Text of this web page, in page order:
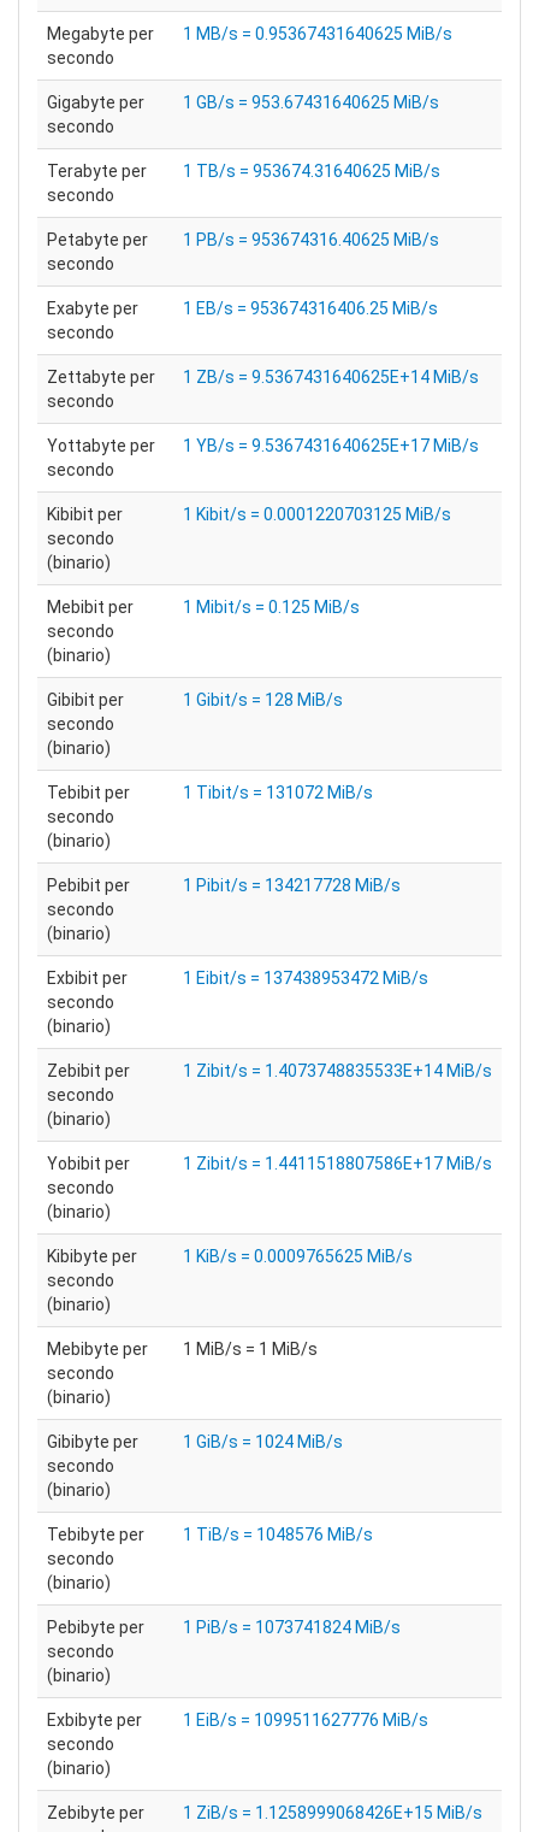
Megabyte per
secondo
1 MB/s = 0.95367431640625 MiB/s
Gigabyte per
secondo
1 GB/s = 953.67431640625 MiB/s
Terabyte per
secondo
1 TB/s = 953674.31640625 MiB/s
Petabyte per
secondo
1 PB/s = 953674316.40625 MiB/s
Exabyte per
secondo
1 EB/s = 953674316406.25 MiB/s
Zettabyte per
secondo
1 ZB/s = 9.5367431640625E+14 MiB/s
Yottabyte per
secondo
1 YB/s = 9.5367431640625E+17 MiB/s
Kibibit per
secondo
(binario)
1 Kibit/s = 0.0001220703125 MiB/s
Mebibit per
secondo
(binario)
1 Mibit/s = 0.125 MiB/s
Gibibit per
secondo
(binario)
1 Gibit/s = 128 MiB/s
Tebibit per
secondo
(binario)
1 Tibit/s = 131072 MiB/s
Pebibit per
secondo
(binario)
1 Pibit/s = 134217728 MiB/s
Exbibit per
secondo
(binario)
1 Eibit/s = 137438953472 MiB/s
Zebibit per
secondo
(binario)
1 Zibit/s = 1.4073748835533E+14 MiB/s
Yobibit per
secondo
(binario)
1 Zibit/s = 1.4411518807586E+17 MiB/s
Kibibyte per
secondo
(binario)
1 KiB/s = 0.0009765625 MiB/s
Mebibyte per
secondo
(binario)
1 MiB/s = 1 MiB/s
Gibibyte per
secondo
(binario)
1 GiB/s = 1024 MiB/s
Tebibyte per
secondo
(binario)
1 TiB/s = 1048576 MiB/s
Pebibyte per
secondo
(binario)
1 PiB/s = 1073741824 MiB/s
Exbibyte per
secondo
(binario)
1 EiB/s = 1099511627776 MiB/s
Zebibyte per
1 ZiB/s = 1.1258999068426E+15 MiB/s